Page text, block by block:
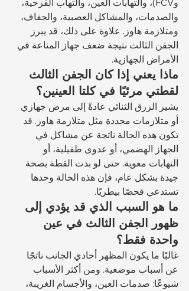
وFCV)، والتهابات العين، والتهاب القزحية،
والصدمات، والمشاكل العصبية، والجفاف،
ومتلازمة هاوز. علاوة على ذلك، قد يبرز
الجفن الثالث نتيجة ضعف جهاز المناعة في
الأمراض الجهازية.
ماذا يعني إذا كان الجفن الثالث
لقطتي مرئيًا في كلتا العينين؟
يشير الزرق الثنائي عادةً إلى مرض جهازي
أو متلازمات محددة مثل متلازمة هاوز. قد
تكون هذه الحالة ناتجة عن مشاكل في
الجهاز الهضمي، أو عدوى طفيلية، أو
التهابات معوية. حتى لو بدت القطة بصحة
جيدة بشكل عام، فإن هذه الحالة وحدها
تستدعي فحصًا بيطريًا.
ما هو السبب الذي قد يؤدي إلى
ظهور الجفن الثالث في عين
واحدة فقط؟
غالبًا ما يكون المظهر أحادي الجانب ناتجًا
عن أسباب موضعية. ومن أكثر الأسباب
شيوعًا: صدمات العين، والأجسام الغريبة،